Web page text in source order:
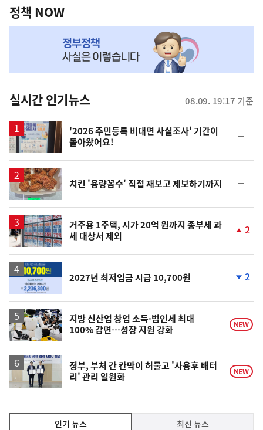
책
NOW,
뉴
스
정책 NOW
실시간 인기뉴스 08.09. 19:17 기준
'2026 주민등록 비대면 사실조사' 기간이
돌아왔어요!
일
치킨 '용량꼼수' 직접 재보고 제보하기까지
일
거주용 1주택, 시가 20억 원까지 종부세 과
세 대상서 제외
상
2
2027년 최저임금 시급 10,700원
하
락
2
지방 신산업 창업 소득·법인세 최대
100% 감면…성장 지원 강화
NEW
정부, 부처 간 칸막이 허물고 '사용후 배터
리' 관리 일원화
NEW
인기 뉴스 최신 뉴스